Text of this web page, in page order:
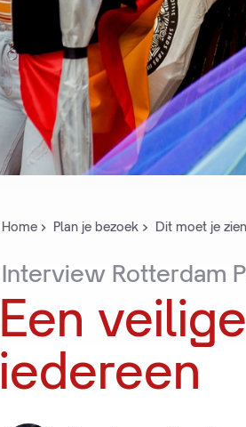
Home Plan je bezoek Dit moet je zien
Interview Rotterdam
Een veilige
iedereen